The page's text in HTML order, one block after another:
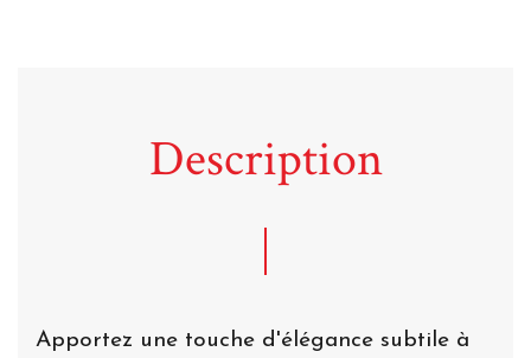
Description
Apportez une touche d'élégance subtile à